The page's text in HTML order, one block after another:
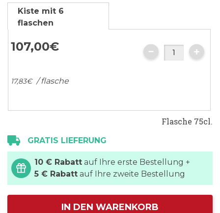
der
Bildgalerie
springen
Kiste mit 6
flaschen
107,00€
17,83€ / flasche
Flasche 75cl.
GRATIS LIEFERUNG
10 € Rabatt auf Ihre erste Bestellung +
5 € Rabatt auf Ihre zweite Bestellung
IN DEN WARENKORB